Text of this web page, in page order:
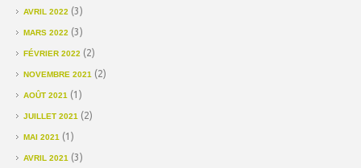
AVRIL 2022 (3)
MARS 2022 (3)
FÉVRIER 2022 (2)
NOVEMBRE 2021 (2)
AOÛT 2021 (1)
JUILLET 2021 (2)
MAI 2021 (1)
AVRIL 2021 (3)